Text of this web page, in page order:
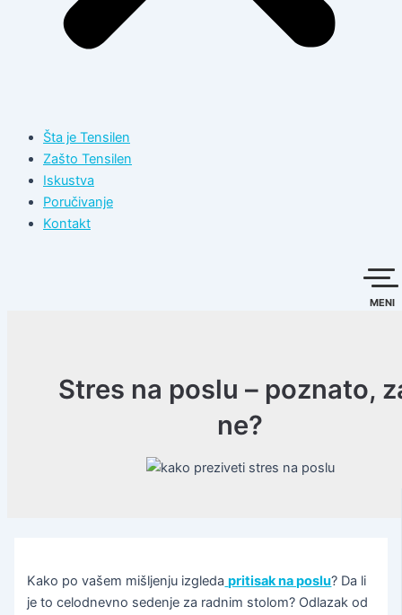
Šta je Tensilen
Zašto Tensilen
Iskustva
Poručivanje
Kontakt
MENI
Stres na poslu – poznato,
ne?
Kako po vašem mišljenju izgleda pritisak na poslu? Da li
je to celodnevno sedenje za radnim stolom? Odlazak od